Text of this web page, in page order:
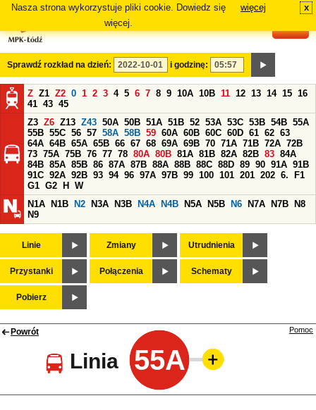
Nasza strona wykorzystuje pliki cookie. Dowiedz się
więcej.
więcej x
Sprawdź rozkład na dzień: i godzinę:
Z Z1 Z2 0 1 2 3 4 5 6 7 8 9 10A 10B 11 12 13 14 15 16
41 43 45
Z3 Z6 Z13 Z43 50A 50B 51A 51B 52 53A 53C 53B 54B 55A
55B 55C 56 57 58A 58B 59 60A 60B 60C 60D 61 62 63
64A 64B 65A 65B 66 67 68 69A 69B 70 71A 71B 72A 72B
73 75A 75B 76 77 78 80A 80B 81A 81B 82A 82B 83 84A
84B 85A 85B 86 87A 87B 88A 88B 88C 88D 89 90 91A 91B
91C 92A 92B 93 94 96 97A 97B 99 100 101 201 202 6.
F1
G1 G2 H
W
N1A
N1B N2 N3A N3B N4A N4B N5A N5B N6 N7A N7B
N8
N9
Linie Zmiany Utrudnienia
Przystanki Połączenia Schematy
Pobierz
Powrót
Linia 55A
Pomoc